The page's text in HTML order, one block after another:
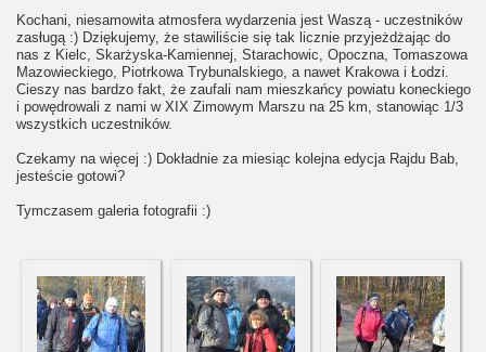
Kochani, niesamowita atmosfera wydarzenia jest Waszą - uczestników
zasługą :) Dziękujemy, że stawiliście się tak licznie przyjeżdżając do
nas z Kielc, Skarżyska-Kamiennej, Starachowic, Opoczna, Tomaszowa
Mazowieckiego, Piotrkowa Trybunalskiego, a nawet Krakowa i Łodzi.
Cieszy nas bardzo fakt, że zaufali nam mieszkańcy powiatu koneckiego
i powędrowali z nami w XIX Zimowym Marszu na 25 km, stanowiąc 1/3
wszystkich uczestników.
Czekamy na więcej :) Dokładnie za miesiąc kolejna edycja Rajdu Bab,
jesteście gotowi?
Tymczasem galeria fotografii :)